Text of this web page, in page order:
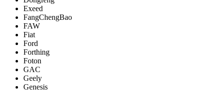
Exeed
FangChengBao
FAW
Fiat
Ford
Forthing
Foton
GAC
Geely
Genesis